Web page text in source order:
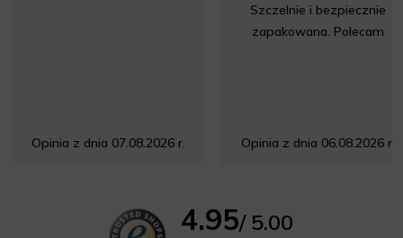
Opinia z dnia 07.08.2026 r.
Szczelnie i bezpiecznie
zapakowana. Polecam
Opinia z dnia 06.08.2026 r.
4.95/ 5.00